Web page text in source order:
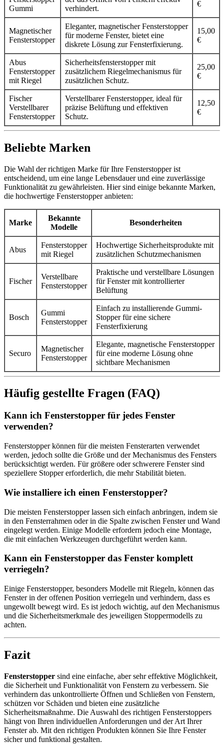
Gummi
verhindert.
€
Magnetischer
Fensterstopper
Eleganter, magnetischer Fensterstopper
für moderne Fenster, bietet eine
diskrete Lösung zur Fensterfixierung.
15,00
€
Abus
Fensterstopper
mit Riegel
Sicherheitsfensterstopper mit
zusätzlichem Riegelmechanismus für
zusätzlichen Schutz.
25,00
€
Fischer
Verstellbarer
Fensterstopper
Verstellbarer Fensterstopper, ideal für
präzise Belüftung und effektiven
Schutz.
12,50
€
Beliebte Marken
Die Wahl der richtigen Marke für Ihre Fensterstopper ist
entscheidend, um eine lange Lebensdauer und eine zuverlässige
Funktionalität zu gewährleisten. Hier sind einige bekannte Marken,
die hochwertige Fensterstopper anbieten:
Marke
Bekannte
Modelle
Besonderheiten
Abus
Fensterstopper
mit Riegel
Hochwertige Sicherheitsprodukte mit
zusätzlichen Schutzmechanismen
Fischer
Verstellbare
Fensterstopper
Praktische und verstellbare Lösungen
für Fenster mit kontrollierter
Belüftung
Bosch
Gummi
Fensterstopper
Einfach zu installierende Gummi-
Stopper für eine sichere
Fensterfixierung
Securo
Magnetischer
Fensterstopper
Elegante, magnetische Fensterstopper
für eine moderne Lösung ohne
sichtbare Mechanismen
Häufig gestellte Fragen (FAQ)
Kann ich Fensterstopper für jedes Fenster
verwenden?
Fensterstopper können für die meisten Fensterarten verwendet
werden, jedoch sollte die Größe und der Mechanismus des Fensters
berücksichtigt werden. Für größere oder schwerere Fenster sind
speziellere Stopper erforderlich, die mehr Stabilität bieten.
Wie installiere ich einen Fensterstopper?
Die meisten Fensterstopper lassen sich einfach anbringen, indem sie
in den Fensterrahmen oder in die Spalte zwischen Fenster und Wand
eingelegt werden. Einige Modelle erfordern jedoch eine Montage,
die mit einfachen Werkzeugen durchgeführt werden kann.
Kann ein Fensterstopper das Fenster komplett
verriegeln?
Einige Fensterstopper, besonders Modelle mit Riegeln, können das
Fenster in der offenen Position verriegeln und verhindern, dass es
ungewollt bewegt wird. Es ist jedoch wichtig, auf den Mechanismus
und die Sicherheitsmerkmale des jeweiligen Stoppermodells zu
achten.
Fazit
Fensterstopper sind eine einfache, aber sehr effektive Möglichkeit,
die Sicherheit und Funktionalität von Fenstern zu verbessern. Sie
verhindern das unkontrollierte Öffnen und Schließen von Fenstern,
schützen vor Schäden und bieten eine zusätzliche
Sicherheitsmaßnahme. Die Auswahl des richtigen Fensterstoppers
hängt von Ihren individuellen Anforderungen und der Art Ihrer
Fenster ab. Mit den richtigen Produkten können Sie Ihre Fenster
sicher und funktional gestalten.